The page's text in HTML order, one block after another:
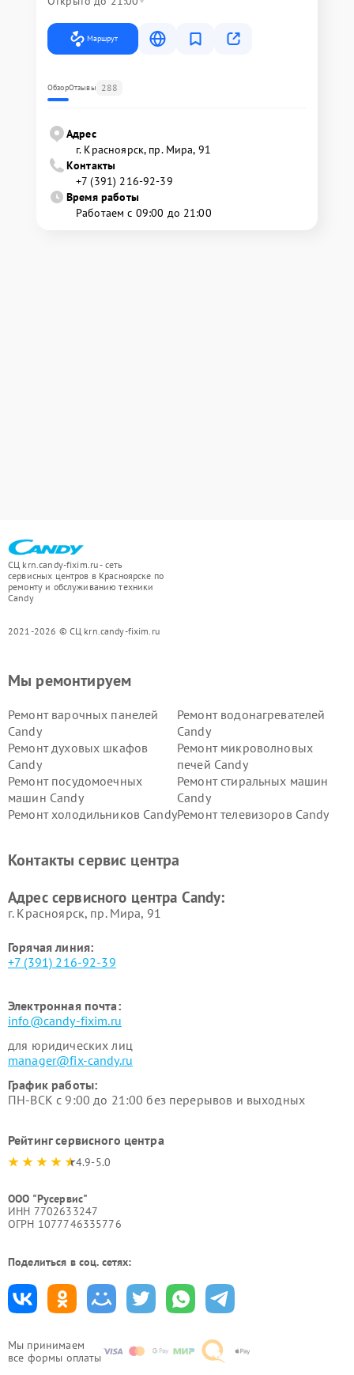
Маршрут
ОбзорОтзывы 288
Адрес
г. Красноярск, ​пр. Мира, 91
Контакты
+7 (391) 216-92-39
Время работы
Работаем с 09:00 до 21:00
СЦ krn.candy-fixim.ru - сеть
сервисных центров в Красноярске по
ремонту и обслуживанию техники
Candy
2021-2026 © СЦ krn.candy-fixim.ru
Мы принимаем
все формы оплаты
Мы ремонтируем
Ремонт варочных панелей
Candy
Ремонт водонагревателей
Candy
Ремонт духовых шкафов
Candy
Ремонт микроволновых
печей Candy
Ремонт посудомоечных
машин Candy
Ремонт стиральных машин
Candy
Ремонт холодильников CandyРемонт телевизоров Candy
Контакты сервис центра
Адрес сервисного центра Candy:
г. Красноярск, ​пр. Мира, 91
Горячая линия:
+7 (391) 216-92-39
Электронная почта:
info@candy-fixim.ru
для юридических лиц
manager@fix-candy.ru
График работы:
ПН-ВСК с 9:00 до 21:00 без перерывов и выходных
Рейтинг сервисного центра
4.9-5.0
ООО "Русервис"
ИНН 7702633247
ОГРН 1077746335776
Поделиться в соц. сетях: